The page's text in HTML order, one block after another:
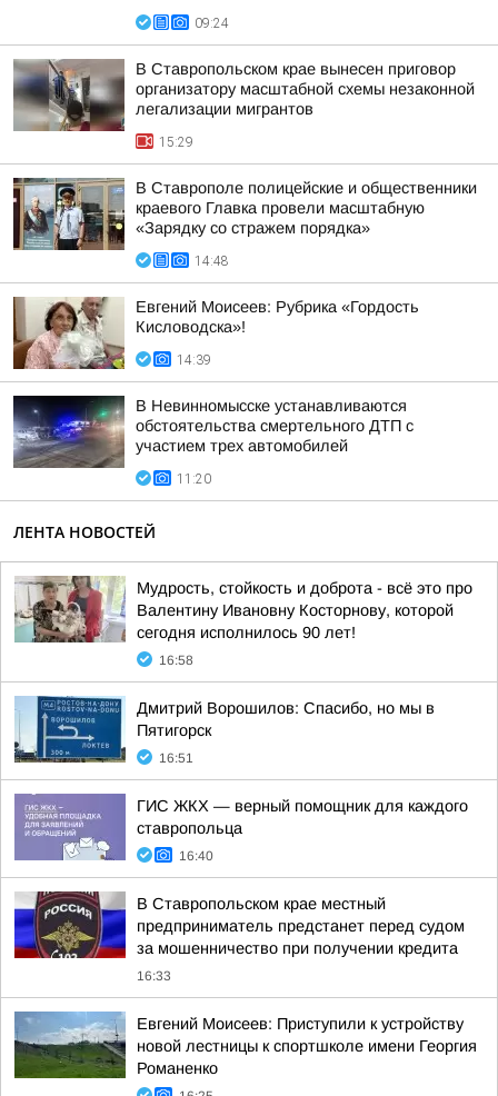
09:24
В Ставропольском крае вынесен приговор
организатору масштабной схемы незаконной
легализации мигрантов
15:29
В Ставрополе полицейские и общественники
краевого Главка провели масштабную
«Зарядку со стражем порядка»
14:48
Евгений Моисеев: Рубрика «Гордость
Кисловодска»!
14:39
В Невинномысске устанавливаются
обстоятельства смертельного ДТП с
участием трех автомобилей
11:20
ЛЕНТА НОВОСТЕЙ
Мудрость, стойкость и доброта - всё это про
Валентину Ивановну Косторнову, которой
сегодня исполнилось 90 лет!
16:58
Дмитрий Ворошилов: Спасибо, но мы в
Пятигорск
16:51
ГИС ЖКХ — верный помощник для каждого
ставропольца
16:40
В Ставропольском крае местный
предприниматель предстанет перед судом
за мошенничество при получении кредита
16:33
Евгений Моисеев: Приступили к устройству
новой лестницы к спортшколе имени Георгия
Романенко